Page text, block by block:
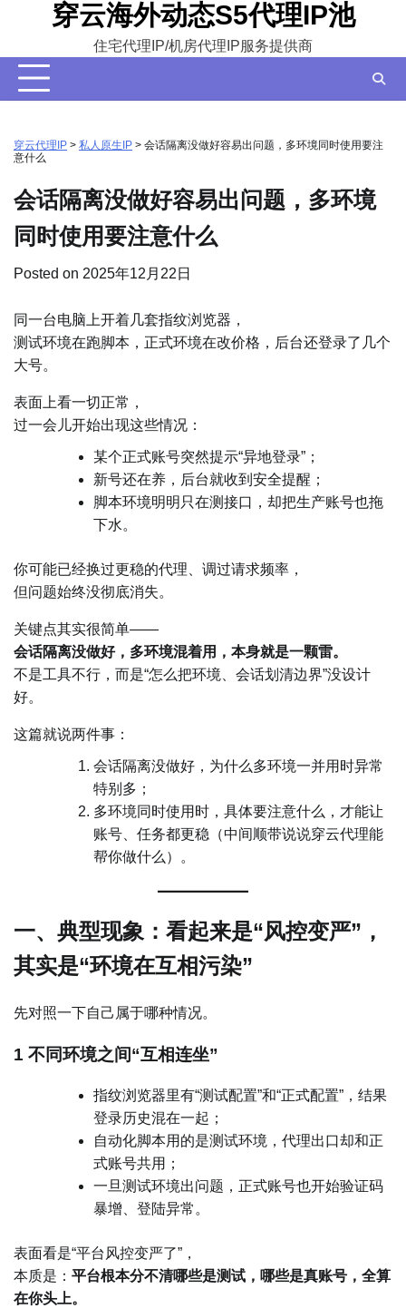
content
穿云海外动态S5代理IP池
住宅代理IP/机房代理IP服务提供商
穿云代理IP > 私人原生IP > 会话隔离没做好容易出问题，多环境同时使用要注
意什么
会话隔离没做好容易出问题，多环境
同时使用要注意什么
Posted on 2025年12月22日
同一台电脑上开着几套指纹浏览器，
测试环境在跑脚本，正式环境在改价格，后台还登录了几个
大号。
表面上看一切正常，
过一会儿开始出现这些情况：
某个正式账号突然提示“异地登录”；
新号还在养，后台就收到安全提醒；
脚本环境明明只在测接口，却把生产账号也拖
下水。
你可能已经换过更稳的代理、调过请求频率，
但问题始终没彻底消失。
关键点其实很简单——
会话隔离没做好，多环境混着用，本身就是一颗雷。
不是工具不行，而是“怎么把环境、会话划清边界”没设计
好。
这篇就说两件事：
会话隔离没做好，为什么多环境一并用时异常
特别多；
多环境同时使用时，具体要注意什么，才能让
账号、任务都更稳（中间顺带说说穿云代理能
帮你做什么）。
一、典型现象：看起来是“风控变严”，
其实是“环境在互相污染”
先对照一下自己属于哪种情况。
1 不同环境之间“互相连坐”
指纹浏览器里有“测试配置”和“正式配置”，结果
登录历史混在一起；
自动化脚本用的是测试环境，代理出口却和正
式账号共用；
一旦测试环境出问题，正式账号也开始验证码
暴增、登陆异常。
表面看是“平台风控变严了”，
本质是： 平台根本分不清哪些是测试，哪些是真账号，全算
在你头上。